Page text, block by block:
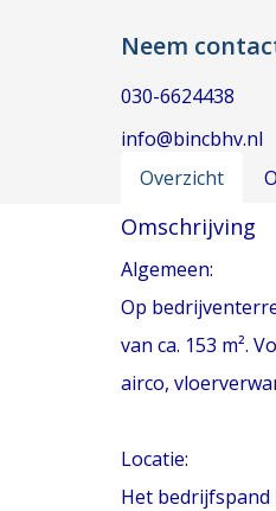
Neem
030-6624438
info@bincbhv.nl
Overzicht
Omschrijving
Algemeen:
Op
van ca. 153 m².
airco,
Locatie:
Het